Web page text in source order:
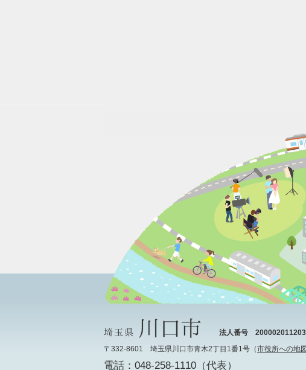
法人番号
〒332-8601 埼玉県川口市青木2丁目1番1号（市役所への地
電話：048-258-1110（代表）